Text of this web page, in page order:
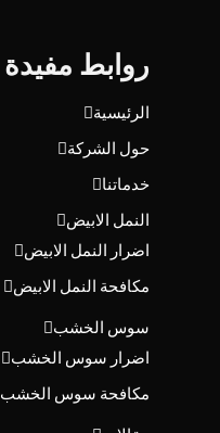
روابط مفيدة
الرئيسية
حول الشركة
خدماتنا
النمل الابيض
اضرار النمل الابيض
مكافحة النمل الابيض
سوس الخشب
اضرار سوس الخشب
مكافحة سوس الخشب